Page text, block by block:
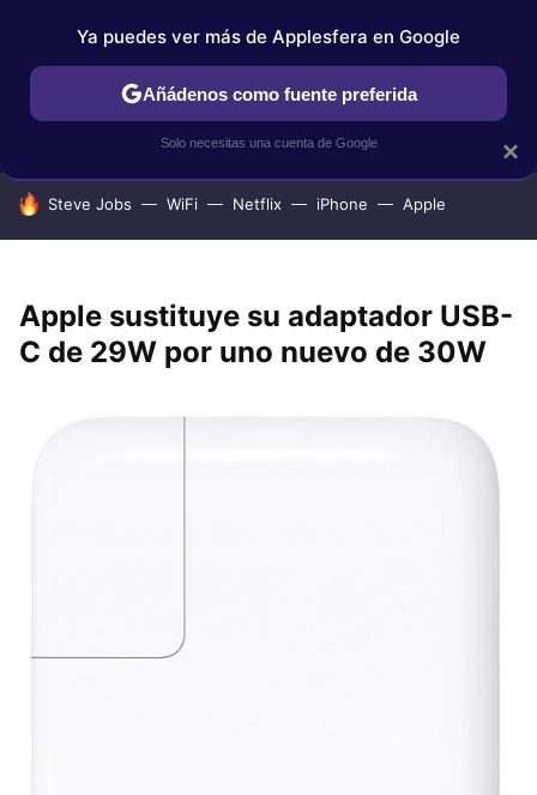
IPHONE TUTORIALES APPLESFERA SELECCIÓN
HOY SE HABLA DE
Steve Jobs WiFi Netflix iPhone Apple
Apple sustituye su adaptador USB-
C de 29W por uno nuevo de 30W
×
Ya puedes ver más de Applesfera en Google
Añádenos como fuente preferida
Solo necesitas una cuenta de Google